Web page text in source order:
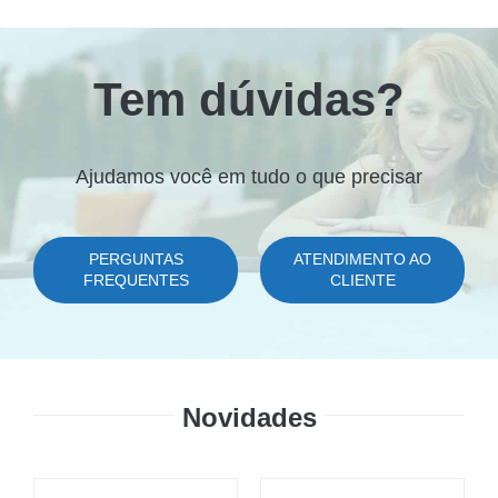
Tem dúvidas?
Ajudamos você em tudo o que precisar
PERGUNTAS
FREQUENTES
ATENDIMENTO AO
CLIENTE
Novidades